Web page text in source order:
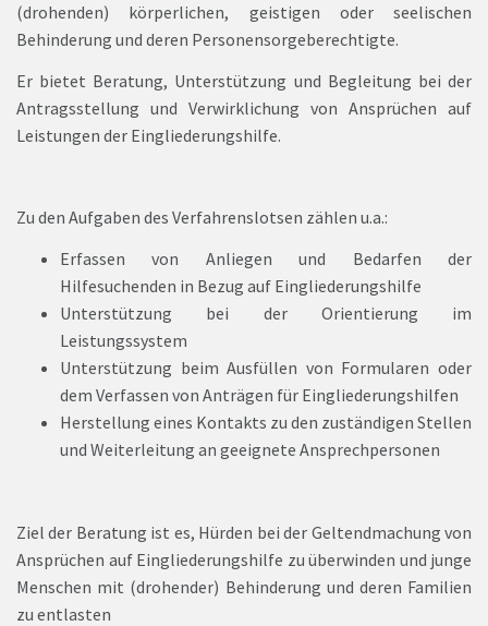
(drohenden) körperlichen, geistigen oder seelischen
Behinderung und deren Personensorgeberechtigte.
Er bietet Beratung, Unterstützung und Begleitung bei der
Antragsstellung und Verwirklichung von Ansprüchen auf
Leistungen der Eingliederungshilfe.
Zu den Aufgaben des Verfahrenslotsen zählen u.a.:
Erfassen von Anliegen und Bedarfen der
Hilfesuchenden in Bezug auf Eingliederungshilfe
Unterstützung bei der Orientierung im
Leistungssystem
Unterstützung beim Ausfüllen von Formularen oder
dem Verfassen von Anträgen für Eingliederungshilfen
Herstellung eines Kontakts zu den zuständigen Stellen
und Weiterleitung an geeignete Ansprechpersonen
Ziel der Beratung ist es, Hürden bei der Geltendmachung von
Ansprüchen auf Eingliederungshilfe zu überwinden und junge
Menschen mit (drohender) Behinderung und deren Familien
zu entlasten